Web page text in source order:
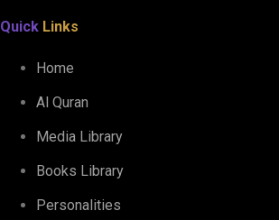
Quick Links
Home
Al Quran
Media Library
Books Library
Personalities